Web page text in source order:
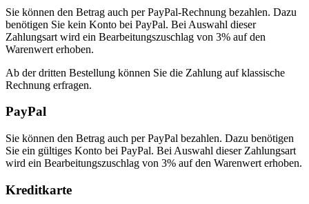
Sie können den Betrag auch per PayPal-Rechnung bezahlen. Dazu
benötigen Sie kein Konto bei PayPal. Bei Auswahl dieser
Zahlungsart wird ein Bearbeitungszuschlag von 3% auf den
Warenwert erhoben.
Ab der dritten Bestellung können Sie die Zahlung auf klassische
Rechnung erfragen.
PayPal
Sie können den Betrag auch per PayPal bezahlen. Dazu benötigen
Sie ein gültiges Konto bei PayPal. Bei Auswahl dieser Zahlungsart
wird ein Bearbeitungszuschlag von 3% auf den Warenwert erhoben.
Kreditkarte